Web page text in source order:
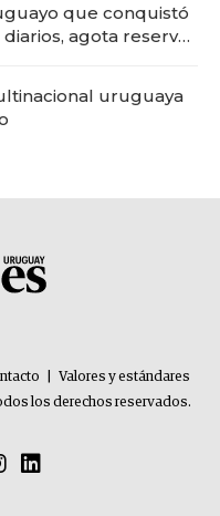
que conquistó
agota reservas
uruguaya
Valores y estándares
los derechos reservados.